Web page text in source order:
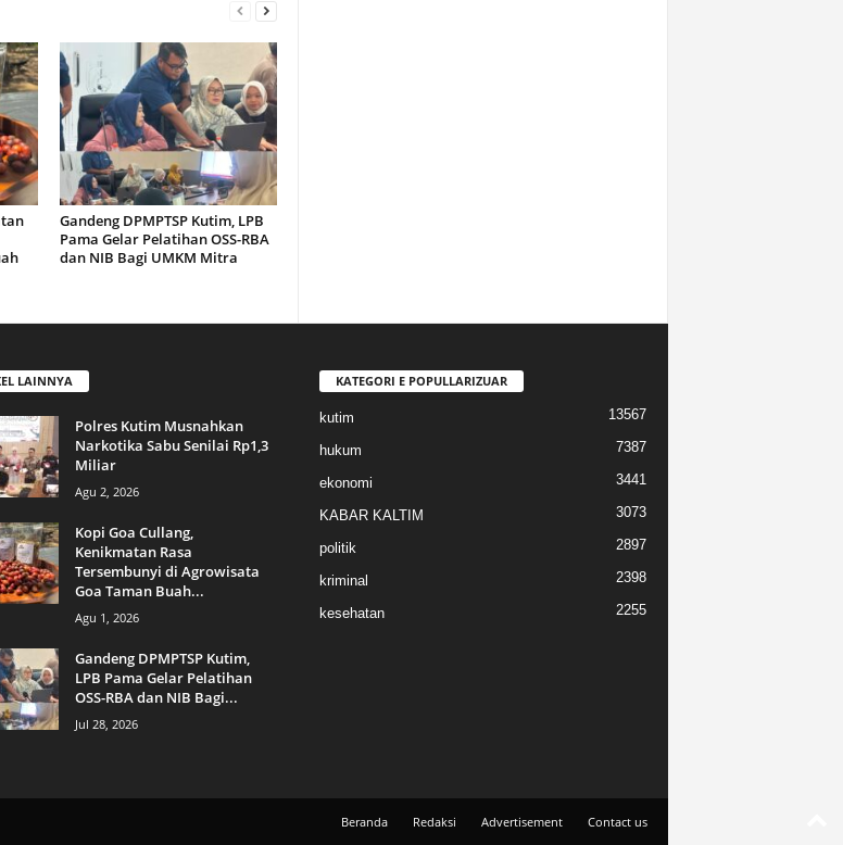
Gandeng DPMPTSP Kutim, LPB
Pama Gelar Pelatihan OSS-RBA
dan NIB Bagi UMKM Mitra
LAINNYA
Polres Kutim Musnahkan
Narkotika Sabu Senilai Rp1,3
Miliar
Agu 2, 2026
Kopi Goa Cullang,
Kenikmatan Rasa
Tersembunyi di Agrowisata
Goa Taman Buah...
Agu 1, 2026
Gandeng DPMPTSP Kutim,
LPB Pama Gelar Pelatihan
OSS-RBA dan NIB Bagi...
Jul 28, 2026
KATEGORI E POPULLARIZUAR
kutim 13567
hukum 7387
ekonomi 3441
KABAR KALTIM 3073
politik 2897
kriminal 2398
kesehatan 2255
Beranda Redaksi Advertisement Contact us